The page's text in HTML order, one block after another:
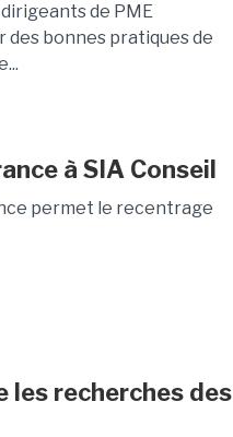
de PME
bonnes pratiques de
à SIA Conseil
permet le recentrage
les recherches des